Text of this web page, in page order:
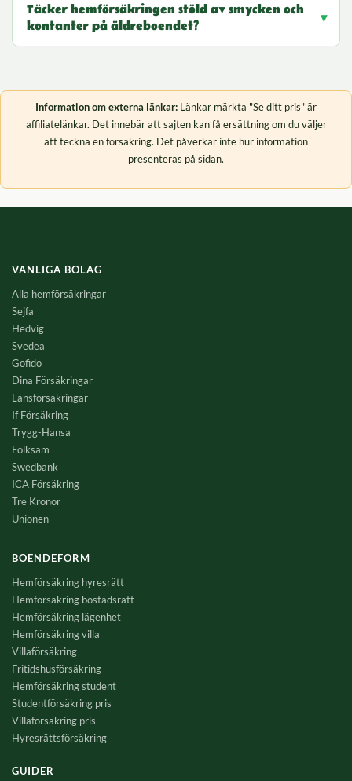
Täcker hemförsäkringen stöld av smycken och
kontanter på äldreboendet?
Information om externa länkar: Länkar märkta "Se ditt pris" är
affiliatelänkar. Det innebär att sajten kan få ersättning om du väljer
att teckna en försäkring. Det påverkar inte hur information
presenteras på sidan.
VANLIGA BOLAG
Alla hemförsäkringar
Sejfa
Hedvig
Svedea
Gofido
Dina Försäkringar
Länsförsäkringar
If Försäkring
Trygg-Hansa
Folksam
Swedbank
ICA Försäkring
Tre Kronor
Unionen
BOENDEFORM
Hemförsäkring hyresrätt
Hemförsäkring bostadsrätt
Hemförsäkring lägenhet
Hemförsäkring villa
Villaförsäkring
Fritidshusförsäkring
Hemförsäkring student
Studentförsäkring pris
Villaförsäkring pris
Hyresrättsförsäkring
GUIDER